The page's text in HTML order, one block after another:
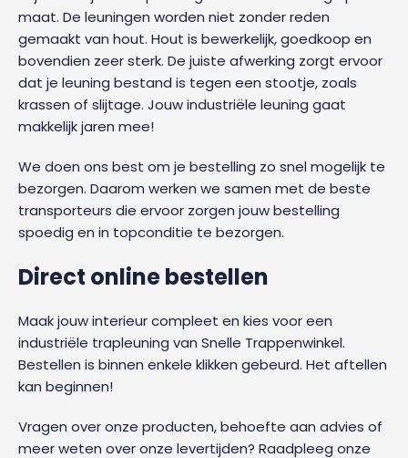
maat. De leuningen worden niet zonder reden
gemaakt van hout. Hout is bewerkelijk, goedkoop en
bovendien zeer sterk. De juiste afwerking zorgt ervoor
dat je leuning bestand is tegen een stootje, zoals
krassen of slijtage. Jouw industriële leuning gaat
makkelijk jaren mee!
We doen ons best om je bestelling zo snel mogelijk te
bezorgen. Daarom werken we samen met de beste
transporteurs die ervoor zorgen jouw bestelling
spoedig en in topconditie te bezorgen.
Direct online bestellen
Maak jouw interieur compleet en kies voor een
industriële trapleuning van Snelle Trappenwinkel.
Bestellen is binnen enkele klikken gebeurd. Het aftellen
kan beginnen!
Vragen over onze producten, behoefte aan advies of
meer weten over onze levertijden? Raadpleeg onze